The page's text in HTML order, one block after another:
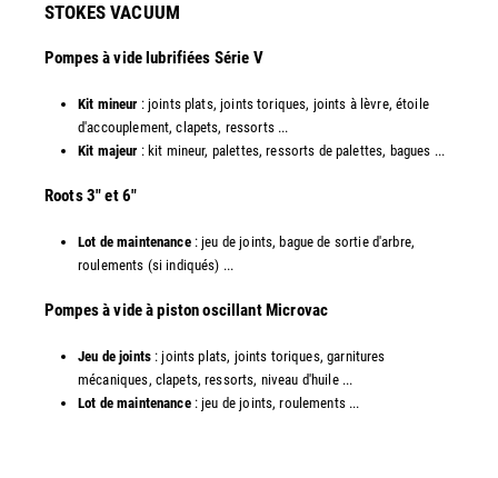
STOKES VACUUM
Pompes à vide lubrifiées Série V
Kit mineur : joints plats, joints toriques, joints à lèvre, étoile
d'accouplement, clapets, ressorts ...
Kit majeur : kit mineur, palettes, ressorts de palettes, bagues ...
​Roots 3" et 6"
Lot de maintenance: jeu de joints, bague de sortie d'arbre,
roulements (si indiqués) ...
​​Pompes à vide à piston oscillant Microvac
Jeu de joints: joints plats, joints toriques, garnitures
mécaniques, clapets, ressorts, niveau d'huile ...
Lot de maintenance: jeu de joints, roulements ...